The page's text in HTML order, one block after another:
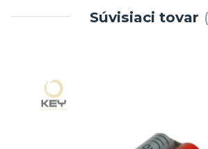
Súvisiaci tovar